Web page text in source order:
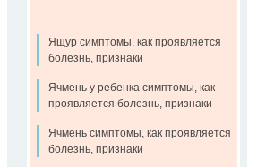
Ящур симптомы, как проявляется
болезнь, признаки
Ячмень у ребенка симптомы, как
проявляется болезнь, признаки
Ячмень симптомы, как проявляется
болезнь, признаки